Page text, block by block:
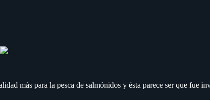
más para la pesca de salmónidos y ésta parece ser que fue